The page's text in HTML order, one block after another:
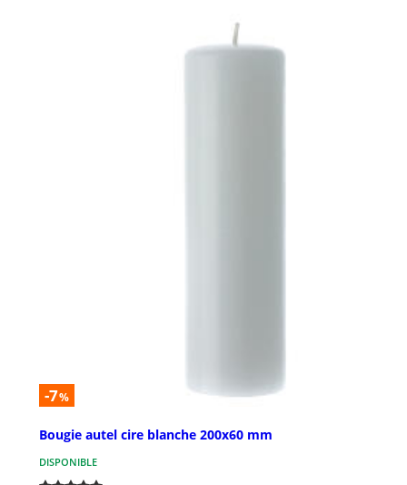
-7%
Bougie autel cire blanche 200x60 mm
DISPONIBLE